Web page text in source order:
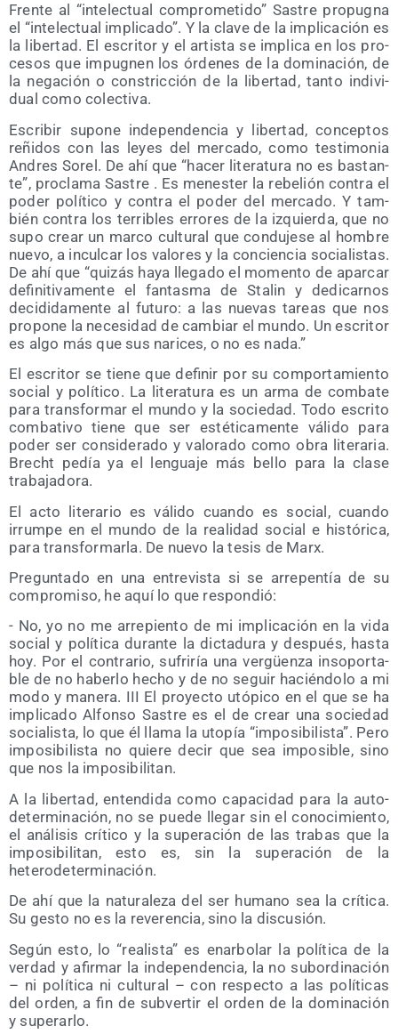
Fren­te al “inte­lec­tual com­pro­me­ti­do” Sas­tre pro­pug­na
el “inte­lec­tual impli­ca­do”. Y la cla­ve de la impli­ca­ción es
la liber­tad. El escri­tor y el artis­ta se impli­ca en los pro­
ce­sos que impug­nen los órde­nes de la domi­na­ción, de
la nega­ción o cons­tric­ción de la liber­tad, tan­to indi­vi­
dual como colectiva.
Escri­bir supo­ne inde­pen­den­cia y liber­tad, con­cep­tos
reñi­dos con las leyes del mer­ca­do, como tes­ti­mo­nia
Andres Sorel. De ahí que “hacer lite­ra­tu­ra no es bas­tan­
te”, pro­cla­ma Sas­tre . Es menes­ter la rebe­lión con­tra el
poder polí­ti­co y con­tra el poder del mer­ca­do. Y tam­
bién con­tra los terri­bles erro­res de la izquier­da, que no
supo crear un mar­co cul­tu­ral que con­du­je­se al hom­bre
nue­vo, a incul­car los valo­res y la con­cien­cia socia­lis­tas.
De ahí que “qui­zás haya lle­ga­do el momen­to de apar­car
defi­ni­ti­va­men­te el fan­tas­ma de Sta­lin y dedi­car­nos
deci­di­da­men­te al futu­ro: a las nue­vas tareas que nos
pro­po­ne la nece­si­dad de cam­biar el mun­do. Un escri­tor
es algo más que sus nari­ces, o no es nada.”
El escri­tor se tie­ne que defi­nir por su com­por­ta­mien­to
social y polí­ti­co. La lite­ra­tu­ra es un arma de com­ba­te
para trans­for­mar el mun­do y la socie­dad. Todo escri­to
com­ba­ti­vo tie­ne que ser esté­ti­ca­men­te váli­do para
poder ser con­si­de­ra­do y valo­ra­do como obra lite­ra­ria.
Brecht pedía ya el len­gua­je más bello para la cla­se
trabajadora.
El acto lite­ra­rio es váli­do cuan­do es social, cuan­do
irrum­pe en el mun­do de la reali­dad social e his­tó­ri­ca,
para trans­for­mar­la. De nue­vo la tesis de Marx.
Pre­gun­ta­do en una entre­vis­ta si se arre­pen­tía de su
com­pro­mi­so, he aquí lo que respondió:
- No, yo no me arre­pien­to de mi impli­ca­ción en la vida
social y polí­ti­ca duran­te la dic­ta­du­ra y des­pués, has­ta
hoy. Por el con­tra­rio, sufri­ría una ver­güen­za inso­por­ta­
ble de no haber­lo hecho y de no seguir hacién­do­lo a mi
modo y mane­ra. III El pro­yec­to utó­pi­co en el que se ha
impli­ca­do Alfon­so Sas­tre es el de crear una socie­dad
socia­lis­ta, lo que él lla­ma la uto­pía “impo­si­bi­lis­ta”. Pero
impo­si­bi­lis­ta no quie­re decir que sea impo­si­ble, sino
que nos la imposibilitan.
A la liber­tad, enten­di­da como capa­ci­dad para la auto­
de­ter­mi­na­ción, no se pue­de lle­gar sin el cono­ci­mien­to,
el aná­li­sis crí­ti­co y la supera­ción de las tra­bas que la
impo­si­bi­li­tan, esto es, sin la supera­ción de la
heterodeterminación.
De ahí que la natu­ra­le­za del ser humano sea la crí­ti­ca.
Su ges­to no es la reve­ren­cia, sino la discusión.
Según esto, lo “rea­lis­ta” es enar­bo­lar la polí­ti­ca de la
ver­dad y afir­mar la inde­pen­den­cia, la no subor­di­na­ción
– ni polí­ti­ca ni cul­tu­ral – con res­pec­to a las polí­ti­cas
del orden, a fin de sub­ver­tir el orden de la domi­na­ción
y superarlo.